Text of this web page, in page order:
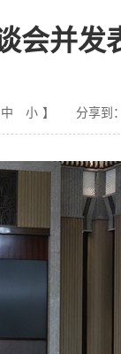
会并发
中 小 】 分享到：